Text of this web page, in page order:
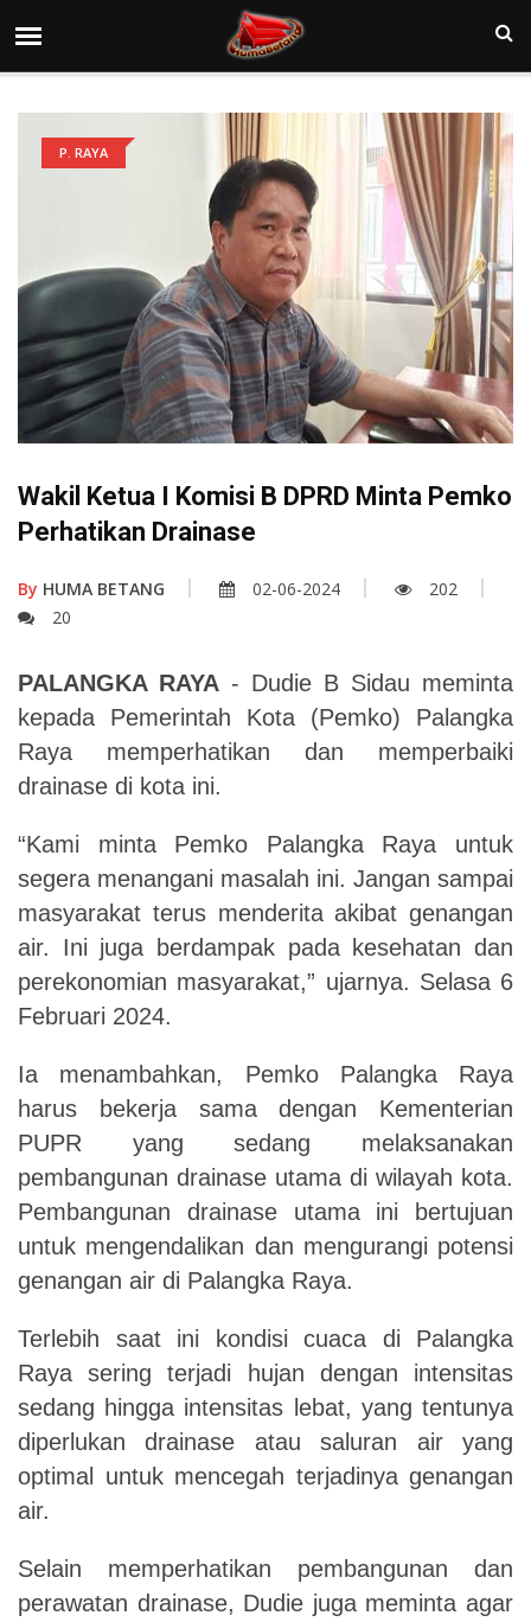
P. RAYA
Wakil Ketua I Komisi B DPRD Minta Pemko
Perhatikan Drainase
By HUMA BETANG 02-06-2024
202
20
PALANGKA RAYA - Dudie B Sidau meminta
kepada Pemerintah Kota (Pemko) Palangka
Raya memperhatikan dan memperbaiki
drainase di kota ini.
“Kami minta Pemko Palangka Raya untuk
segera menangani masalah ini. Jangan sampai
masyarakat terus menderita akibat genangan
air. Ini juga berdampak pada kesehatan dan
perekonomian masyarakat,” ujarnya. Selasa 6
Februari 2024.
Ia menambahkan, Pemko Palangka Raya
harus bekerja sama dengan Kementerian
PUPR yang sedang melaksanakan
pembangunan drainase utama di wilayah kota.
Pembangunan drainase utama ini bertujuan
untuk mengendalikan dan mengurangi potensi
genangan air di Palangka Raya.
Terlebih saat ini kondisi cuaca di Palangka
Raya sering terjadi hujan dengan intensitas
sedang hingga intensitas lebat, yang tentunya
diperlukan drainase atau saluran air yang
optimal untuk mencegah terjadinya genangan
air.
Selain memperhatikan pembangunan dan
perawatan drainase, Dudie juga meminta agar